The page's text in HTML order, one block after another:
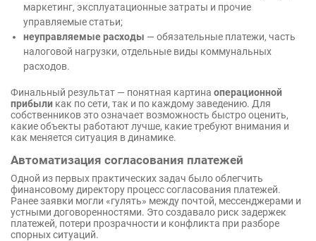
маркетинг, эксплуатационные затраты и прочие
управляемые статьи;
неуправляемые расходы — обязательные платежи, часть
налоговой нагрузки, отдельные виды коммунальных
расходов.
Финальный результат — понятная картина операционной
прибыли как по сети, так и по каждому заведению. Для
собственников это означает возможность быстро оценить,
какие объекты работают лучше, какие требуют внимания и
как меняется ситуация в динамике.
Автоматизация согласования платежей
Одной из первых практических задач было облегчить
финансовому директору процесс согласования платежей.
Ранее заявки могли «гулять» между почтой, мессенджерами и
устными договоренностями. Это создавало риск задержек
платежей, потери прозрачности и конфликта при разборе
спорных ситуаций.